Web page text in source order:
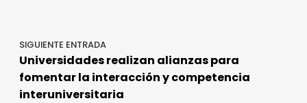
SIGUIENTE ENTRADA
Universidades realizan alianzas para
fomentar la interacción y competencia
interuniversitaria